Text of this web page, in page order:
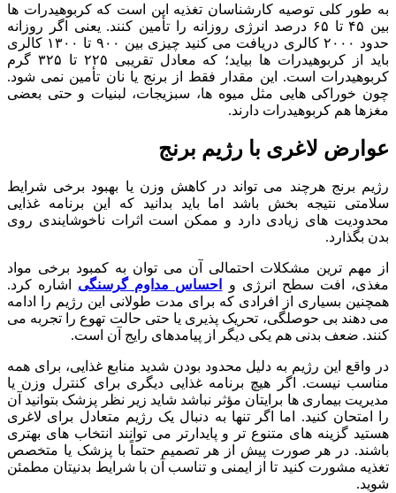
به طور کلی توصیه کارشناسان تغذیه این است که کربوهیدرات ها
بین ۴۵ تا ۶۵ درصد انرژی روزانه را تأمین کنند. یعنی اگر روزانه
حدود ۲۰۰۰ کالری دریافت می کنید چیزی بین ۹۰۰ تا ۱۳۰۰ کالری
باید از کربوهیدرات ها بیاید؛ که معادل تقریبی ۲۲۵ تا ۳۲۵ گرم
کربوهیدرات است. این مقدار فقط از برنج یا نان تأمین نمی شود.
چون خوراکی هایی مثل میوه ها، سبزیجات، لبنیات و حتی بعضی
مغزها هم کربوهیدرات دارند.
عوارض لاغری با رژیم برنج
رژیم برنج هرچند می تواند در کاهش وزن یا بهبود برخی شرایط
سلامتی نتیجه بخش باشد اما باید بدانید که این برنامه غذایی
محدودیت های زیادی دارد و ممکن است اثرات ناخوشایندی روی
بدن بگذارد.
از مهم ترین مشکلات احتمالی آن می توان به کمبود برخی مواد
مغذی، افت سطح انرژی و
احساس مداوم گرسنگی اشاره کرد.
همچنین بسیاری از افرادی که برای مدت طولانی این رژیم را ادامه
می دهند بی حوصلگی، تحریک پذیری یا حتی حالت تهوع را تجربه می
کنند. ضعف بدنی هم یکی دیگر از پیامدهای رایج آن است.
در واقع این رژیم به دلیل محدود بودن شدید منابع غذایی، برای همه
مناسب نیست. اگر هیچ برنامه غذایی دیگری برای کنترل وزن یا
مدیریت بیماری ها برایتان مؤثر نباشد شاید زیر نظر پزشک بتوانید آن
را امتحان کنید. اما اگر تنها به دنبال یک رژیم متعادل برای لاغری
هستید گزینه های متنوع تر و پایدارتر می توانند انتخاب های بهتری
باشند. در هر صورت پیش از هر تصمیم حتماً با پزشک یا متخصص
تغذیه مشورت کنید تا از ایمنی و تناسب آن با شرایط بدنیتان مطمئن
شوید.